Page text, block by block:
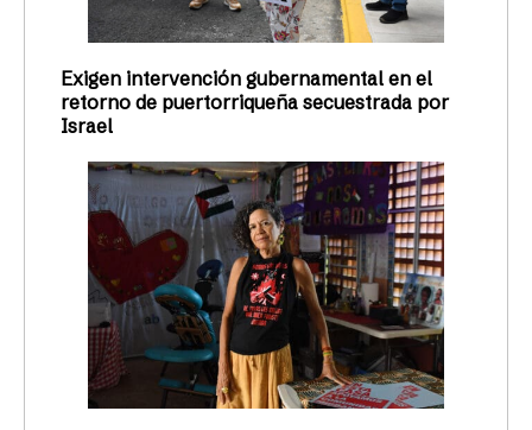
Exigen intervención gubernamental en el
retorno de puertorriqueña secuestrada por
Israel